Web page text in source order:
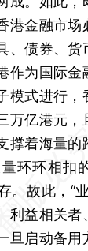
港金融市场
、债券、货
作为国际金
模式进行，
万亿港元，
撑着海量的
环环相扣
。故此，“
利益相关者
旦启动备用